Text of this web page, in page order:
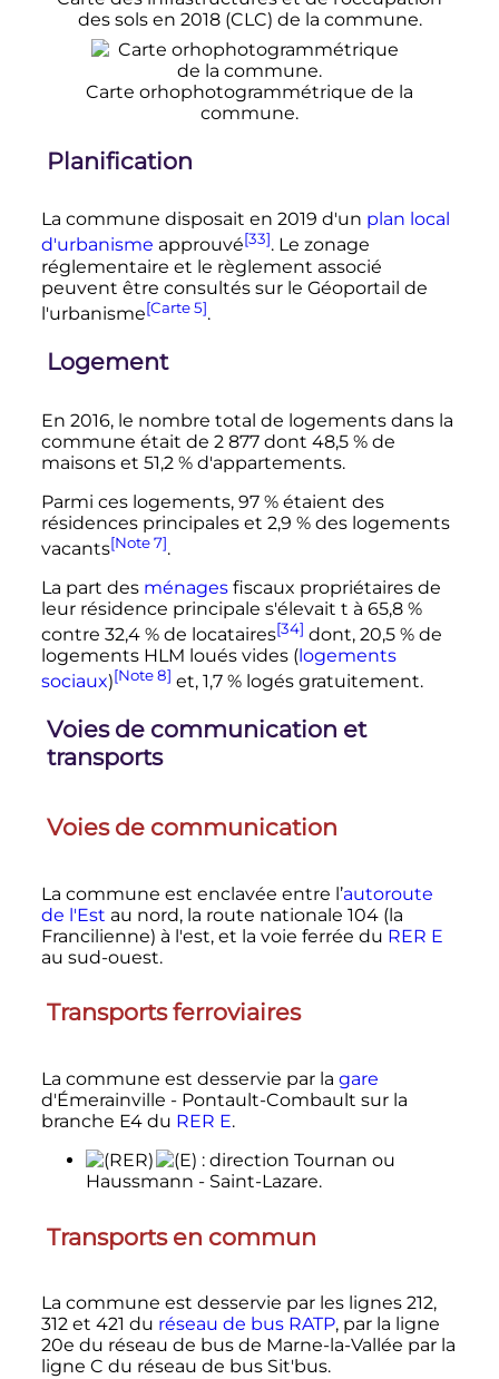
des sols en 2018 (CLC) de la commune.
Carte orhophotogrammétrique de la
commune.
Planification
La commune disposait en 2019 d'un plan local
d'urbanisme approuvé[33]. Le zonage
réglementaire et le règlement associé
peuvent être consultés sur le Géoportail de
l'urbanisme[Carte 5].
Logement
En 2016, le nombre total de logements dans la
commune était de 2 877dont 48,5 % de
maisons et 51,2 % d'appartements.
Parmi ces logements, 97 % étaient des
résidences principales et 2,9 % des logements
vacants[Note 7].
La part des ménagesfiscaux propriétaires de
leur résidence principale s'élevait t à 65,8 %
contre 32,4 % de locataires[34] dont, 20,5 % de
logements HLM loués vides (logements
sociaux)[Note 8] et, 1,7 % logés gratuitement.
Voies de communication et
transports
Voies de communication
La commune est enclavée entre l’autoroute
de l'Est au nord, la route nationale 104 (la
Francilienne) à l'est, et la voie ferrée du RER E
au sud-ouest.
Transports ferroviaires
La commune est desservie par la gare
d'Émerainville - Pontault-Combault sur la
branche E4 du RER E.
: direction Tournan ou
Haussmann - Saint-Lazare.
Transports en commun
La commune est desservie par les lignes 212,
312 et 421 du réseau de bus RATP, par la ligne
20e du réseau de bus de Marne-la-Vallée par la
ligne C du réseau de bus Sit'bus.